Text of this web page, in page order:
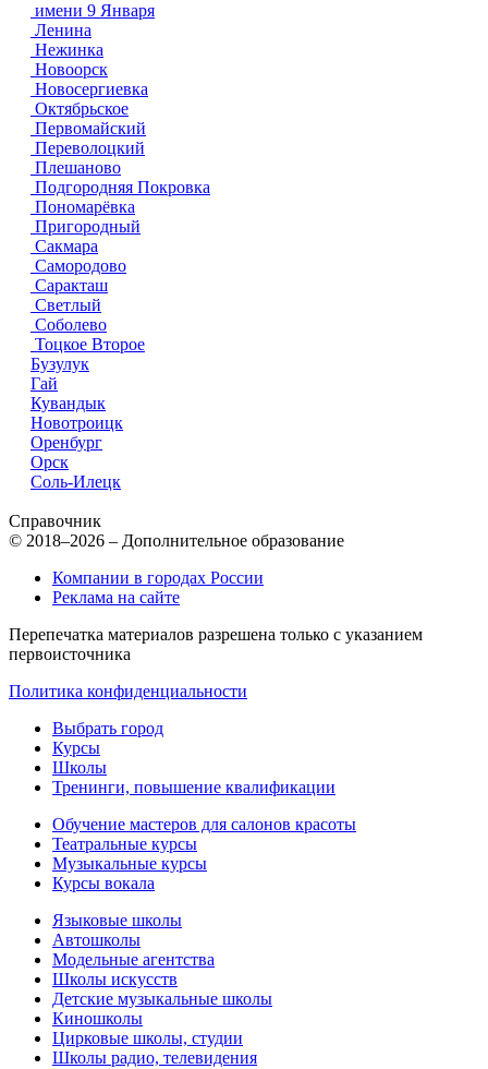
имени 9 Января
Ленина
Нежинка
Новоорск
Новосергиевка
Октябрьское
Первомайский
Переволоцкий
Плешаново
Подгородняя Покровка
Пономарёвка
Пригородный
Сакмара
Самородово
Саракташ
Светлый
Соболево
Тоцкое Второе
Бузулук
Гай
Кувандык
Новотроицк
Оренбург
Орск
Соль-Илецк
Справочник
© 2018–2026 – Дополнительное образование
Компании в городах России
Реклама на сайте
Перепечатка материалов разрешена только с указанием
первоисточника
Политика конфиденциальности
Выбрать город
Курсы
Школы
Тренинги, повышение квалификации
Обучение мастеров для салонов красоты
Театральные курсы
Музыкальные курсы
Курсы вокала
Языковые школы
Автошколы
Модельные агентства
Школы искусств
Детские музыкальные школы
Киношколы
Цирковые школы, студии
Школы радио, телевидения